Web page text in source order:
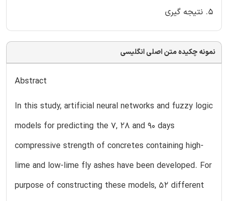
5. نتیجه گیری
نمونه چکیده متن اصلی انگلیسی
Abstract
In this study, artificial neural networks and fuzzy logic
models for predicting the 7, 28 and 90 days
compressive strength of concretes containing high-
lime and low-lime fly ashes have been developed. For
purpose of constructing these models, 52 different